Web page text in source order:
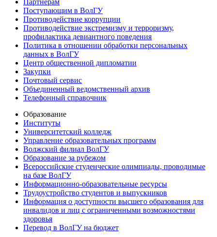
Поступающим в ВолГУ
Противодействие коррупции
Противодействие экстремизму и терроризму,
профилактика девиантного поведения
Политика в отношении обработки персональных
данных в ВолГУ
Центр общественной дипломатии
Закупки
Почтовый сервис
Объединенный ведомственный архив
Телефонный справочник
Образование
Институты
Университетский колледж
Управление образовательных программ
Волжский филиал ВолГУ
Образование за рубежом
Всероссийские студенческие олимпиады, проводимые
на базе ВолГУ
Информационно-образовательные ресурсы
Трудоустройство студентов и выпускников
Информация о доступности высшего образования для
инвалидов и лиц с ограниченными возможностями
здоровья
Перевод в ВолГУ на бюджет